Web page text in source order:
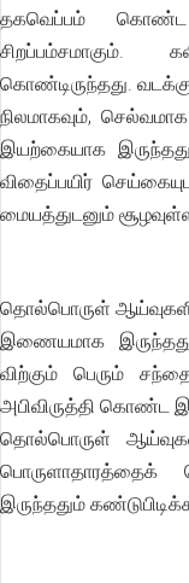
தகவெப்பம் கொண்ட
சிறப்பம்சமாகும்.
கொண்டிருந்தது.
நிலமாகவும்,
இயற்கையாக
விதைப்பயிர்
மையத்துடனும்
தொல்பொருள்
இணையமாக இருந்தது
விற்கும் பெரும்
அபிவிருத்தி கொண்ட
தொல்பொருள்
இருந்ததும்